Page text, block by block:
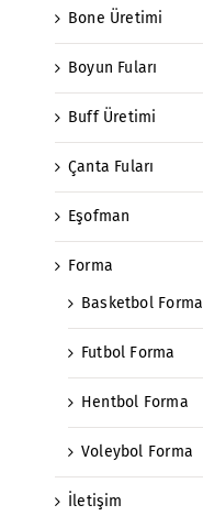
Bone Üretimi
Boyun Fuları
Buff Üretimi
Çanta Fuları
Eşofman
Forma
Basketbol Forma
Futbol Forma
Hentbol Forma
Voleybol Forma
İletişim